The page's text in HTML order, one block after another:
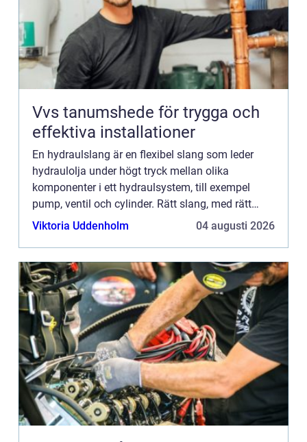
Vvs tanumshede för trygga och
effektiva installationer
En hydraulslang är en flexibel slang som leder
hydraulolja under högt tryck mellan olika
komponenter i ett hydraulsystem, till exempel
pump, ventil och cylinder. Rätt slang, med rätt
kopplingar och korrekt montering, är avg&o...
Viktoria Uddenholm 04 augusti 2026